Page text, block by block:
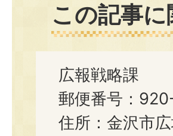
この記事
広報戦略課
郵便番号：
住所：金沢市